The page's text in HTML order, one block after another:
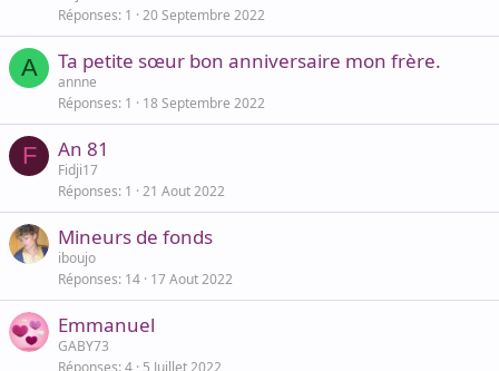
Réponses 1 20 Septembre 2022
A Ta petite sœur bon anniversaire mon frère.
annne
Réponses 1 18 Septembre 2022
F An 81
Fidji17
Réponses 1 21 Aout 2022
Mineurs de fonds
iboujo
Réponses 14 17 Aout 2022
Emmanuel
GABY73
Réponses 4 5 Juillet 2022